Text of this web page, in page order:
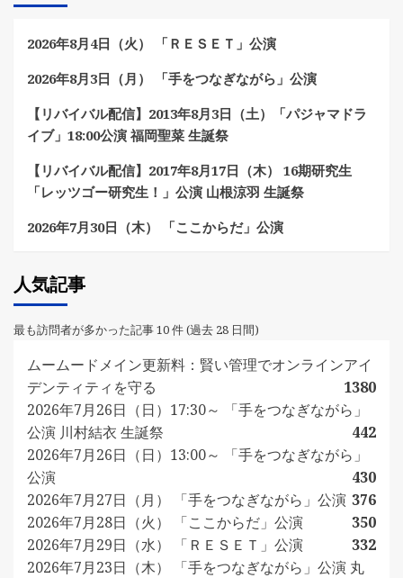
り
2026年8月4日（火） 「ＲＥＳＥＴ」公演
2026年8月3日（月） 「手をつなぎながら」公演
【リバイバル配信】2013年8月3日（土）「パジャマドラ
イブ」18:00公演 福岡聖菜 生誕祭
【リバイバル配信】2017年8月17日（木） 16期研究生
「レッツゴー研究生！」公演 山根涼羽 生誕祭
2026年7月30日（木） 「ここからだ」公演
人気記事
最も訪問者が多かった記事 10 件 (過去 28 日間)
ムームードメイン更新料：賢い管理でオンラインアイ
デンティティを守る
1380
2026年7月26日（日）17:30～ 「手をつなぎながら」
公演 川村結衣 生誕祭
442
2026年7月26日（日）13:00～ 「手をつなぎながら」
公演
430
2026年7月27日（月） 「手をつなぎながら」公演 376
2026年7月28日（火） 「ここからだ」公演
350
2026年7月29日（水） 「ＲＥＳＥＴ」公演
332
2026年7月23日（木） 「手をつなぎながら」公演 丸